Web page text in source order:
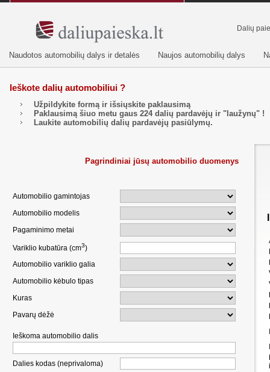
Dalių
Naudotos automobilių dalys ir detalės Naujos automobilių dalys
Ieškote dalių automobiliui ?
Užpildykite formą ir išsiųskite paklausimą
Paklausimą šiuo metu gaus 224dalių pardavėjų ir "laužynų" !
Laukite automobilių dalių pardavėjų pasiūlymų.
Pagrindiniai jūsų automobilio duomenys
Automobilio gamintojas
Automobilio modelis
Pagaminimo metai
Variklio kubatūra (cm3)
Automobilio variklio galia
Automobilio kėbulo tipas
Kuras
Pavarų dėžė
Ieškoma automobilio dalis
Dalies kodas (neprivaloma)